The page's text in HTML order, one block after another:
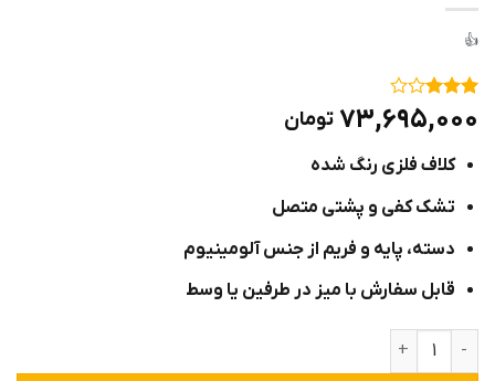
امتیاز
۳
از ۵
۱
مشتری
۷۳,۶۹۵,۰۰۰ تومان
کلاف فلزی رنگ شده
تشک کفی و پشتی متصل
دسته، پایه و فریم از جنس آلومینیوم
قابل سفارش با میز در طرفین یا وسط
صندلی انتظار مدرن مدل ۳۹۱۲ عدد